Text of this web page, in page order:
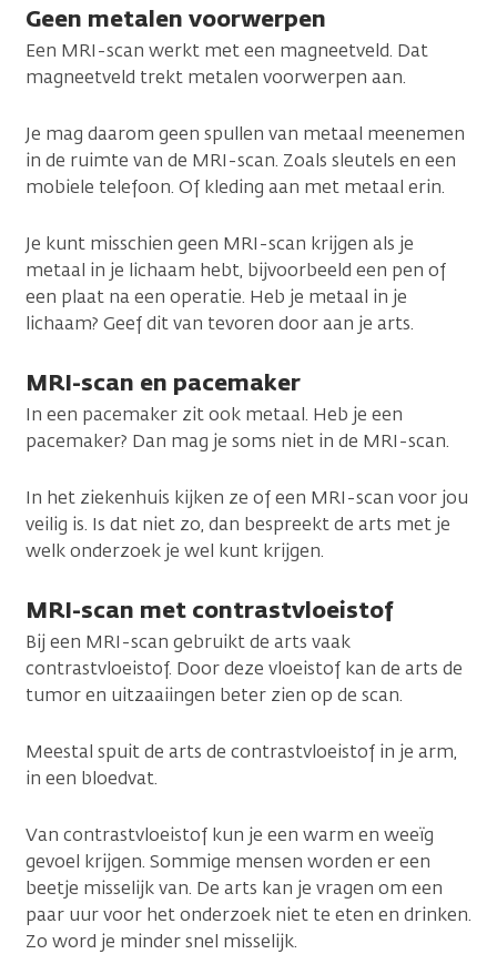
Geen metalen voorwerpen
Een MRI-scan werkt met een magneetveld. Dat
magneetveld trekt metalen voorwerpen aan.
Je mag daarom geen spullen van metaal meenemen
in de ruimte van de MRI-scan. Zoals sleutels en een
mobiele telefoon. Of kleding aan met metaal erin.
Je kunt misschien geen MRI-scan krijgen als je
metaal in je lichaam hebt, bijvoorbeeld een pen of
een plaat na een operatie. Heb je metaal in je
lichaam? Geef dit van tevoren door aan je arts.
MRI-scan en pacemaker
In een pacemaker zit ook metaal. Heb je een
pacemaker? Dan mag je soms niet in de MRI-scan.
In het ziekenhuis kijken ze of een MRI-scan voor jou
veilig is. Is dat niet zo, dan bespreekt de arts met je
welk onderzoek je wel kunt krijgen.
MRI-scan met contrastvloeistof
Bij een MRI-scan gebruikt de arts vaak
contrastvloeistof. Door deze vloeistof kan de arts de
tumor en uitzaaiingen beter zien op de scan.
Meestal spuit de arts de contrastvloeistof in je arm,
in een bloedvat.
Van contrastvloeistof kun je een warm en weeïg
gevoel krijgen. Sommige mensen worden er een
beetje misselijk van. De arts kan je vragen om een
paar uur voor het onderzoek niet te eten en drinken.
Zo word je minder snel misselijk.